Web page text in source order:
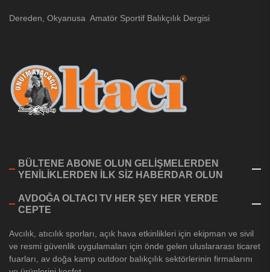
Dereden, Okyanusa Amatör Sportif Balıkçılık Dergisi
BÜLTENE ABONE OLUN GELİŞMELERDEN
YENİLİKLERDEN İLK SİZ HABERDAR OLUN
AVDOĞA OLTACI TV HER ŞEY HER YERDE
CEPTE
Avcılık, atıcılık sporları, açık hava etkinlikleri için ekipman ve sivil
ve resmi güvenlik uygulamaları için önde gelen uluslararası ticaret
fuarları, av doğa kamp outdoor balıkçılık sektörlerinin firmalarını